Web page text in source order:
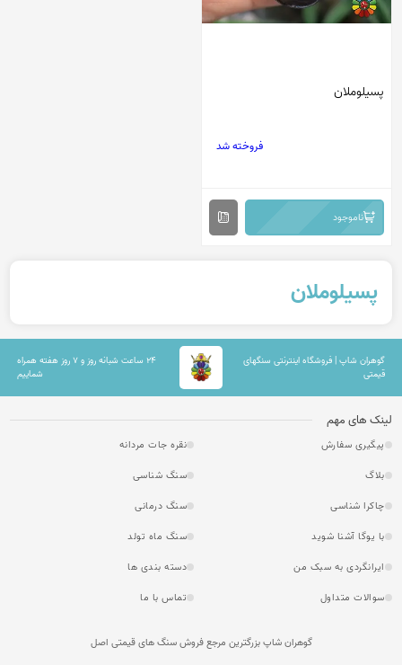
پسیلوملان
فروخته شد
ناموجود
پسیلوملان
گوهران شاپ | فروشگاه اینترنتی سنگهای
قیمتی
۲۴ ساعت شبانه روز و ۷ روز هفته همراه
شماییم
لینک های مهم
پیگیری سفارش
نقره جات مردانه
بلاگ
سنگ شناسی
چاکرا شناسی
سنگ درمانی
با یوگا آشنا شوید
سنگ ماه تولد
ایرانگردی به سبک من
دسته بندی ها
سوالات متداول
تماس با ما
گوهران شاپ بزرگترین مرجع فروش سنگ های قیمتی اصل